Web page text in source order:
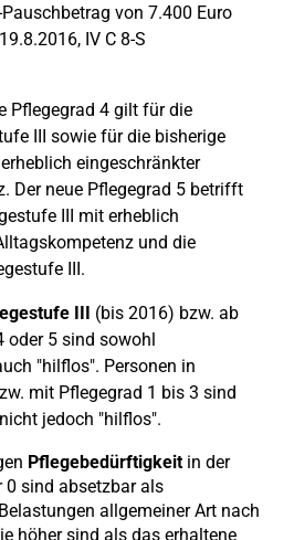
von 7.400 Euro
IV C 8-S
Pflegegrad 4 gilt für die
III sowie für die bisherige
eingeschränkter
Der neue Pflegegrad 5 betrifft
III mit erheblich
und die
III.
III (bis 2016) bzw. ab
oder 5 sind sowohl
"hilflos". Personen in
mit Pflegegrad 1 bis 3 sind
jedoch "hilflos".
Pflegebedürftigkeitin der
0 sind absetzbar als
allgemeiner Art nach
höher sind als das erhaltene